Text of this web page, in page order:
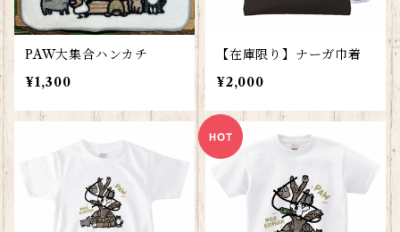
PAW大集合ハンカチ
¥1,300
【在庫限り】ナーガ巾着
¥2,000